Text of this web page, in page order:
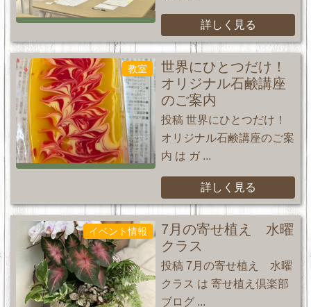
詳しく見る
教室
世界にひとつだけ！
オリジナル石鹸講座
のご案内
投稿 世界にひとつだけ！
オリジナル石鹸講座のご案
内 は ガ ...
詳しく見る
イベント情報
7月の寄せ植え 水曜
クラス
投稿 7月の寄せ植え 水曜
クラス は 寄せ植え倶楽部
ブログ ...